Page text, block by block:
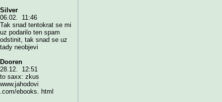
Silver
06.02. 11:46
Tak snad tentokrat se mi
uz podarilo ten spam
odstinit, tak snad se uz
tady neobjevi
Dooren
28.12. 12:51
to saxx: zkus
www.jahodovi
.com/ebooks. html